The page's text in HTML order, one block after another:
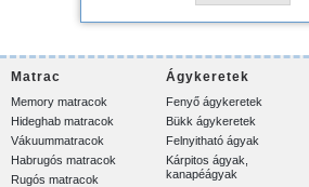
Matrac
Memory matracok
Hideghab matracok
Vákuummatracok
Habrugós matracok
Rugós matracok
Ágykeretek
Fenyő ágykeretek
Bükk ágykeretek
Felnyitható ágyak
Kárpitos ágyak,
kanapéágyak